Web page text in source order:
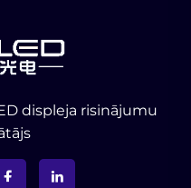
displeja risinājumu